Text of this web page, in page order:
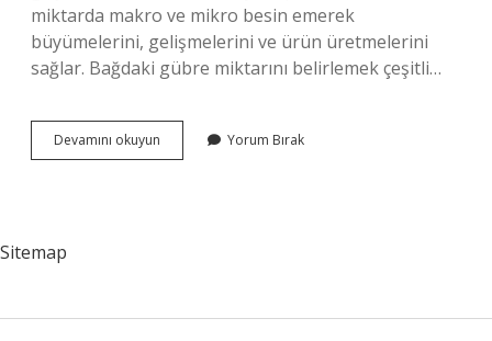
miktarda makro ve mikro besin emerek
büyümelerini, gelişmelerini ve ürün üretmelerini
sağlar. Bağdaki gübre miktarını belirlemek çeşitli…
Devamını okuyun
Bağı
Yorum Bırak
Sitemap